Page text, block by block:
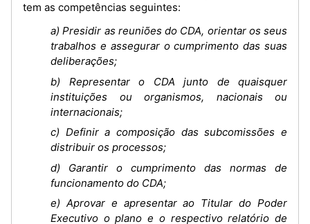
tem as competências seguintes:
a) Presidir as reuniões do CDA, orientar os seus
trabalhos e assegurar o cumprimento das suas
deliberações;
b) Representar o CDA junto de quaisquer
instituições ou organismos, nacionais ou
internacionais;
c) Definir a composição das subcomissões e
distribuir os processos;
d) Garantir o cumprimento das normas de
funcionamento do CDA;
e) Aprovar e apresentar ao Titular do Poder
Executivo o plano e o respectivo relatório de